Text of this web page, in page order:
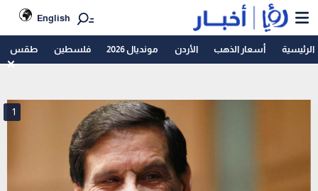
English
الرئيسية أسعار الذهب الأردن مونديال 2026 فلسطين طقس
1